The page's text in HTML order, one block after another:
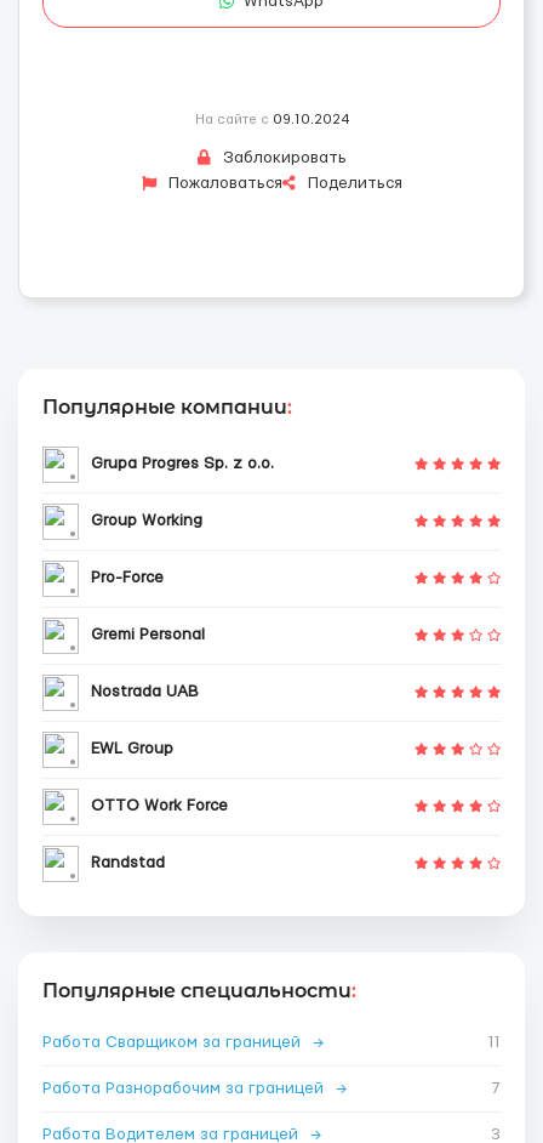
На сайте с 09.10.2024
Заблокировать
Пожаловаться
Поделиться
Популярные компании:
Grupa Progres Sp. z o.o.
Group Working
Pro-Force
Gremi Personal
Nostrada UAB
EWL Group
OTTO Work Force
Randstad
Популярные специальности:
Работа Сварщиком за границей → 11
Работа Разнорабочим за границей → 7
Работа Водителем за границей → 3